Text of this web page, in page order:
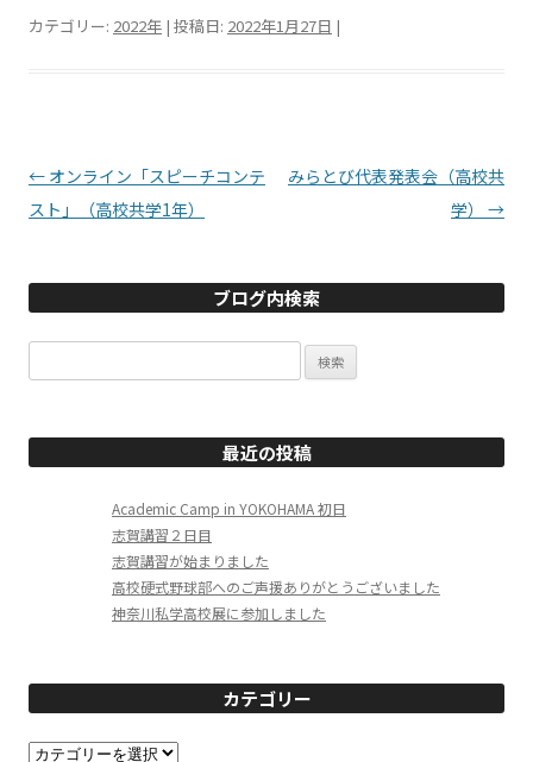
カテゴリー: 2022年 | 投稿日: 2022年1月27日 |
投稿ナビゲーション
← オンライン「スピーチコンテ
スト」（高校共学1年）
みらとび代表発表会（高校共
学） →
ブログ内検索
索:
最近の投稿
Academic Camp in YOKOHAMA 初日
志賀講習２日目
志賀講習が始まりました
高校硬式野球部へのご声援ありがとうございました
神奈川私学高校展に参加しました
カテゴリー
カ